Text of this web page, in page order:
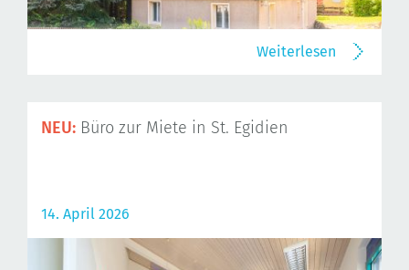
Weiterlesen
NEU: Büro zur Miete in St. Egidien
14. April 2026